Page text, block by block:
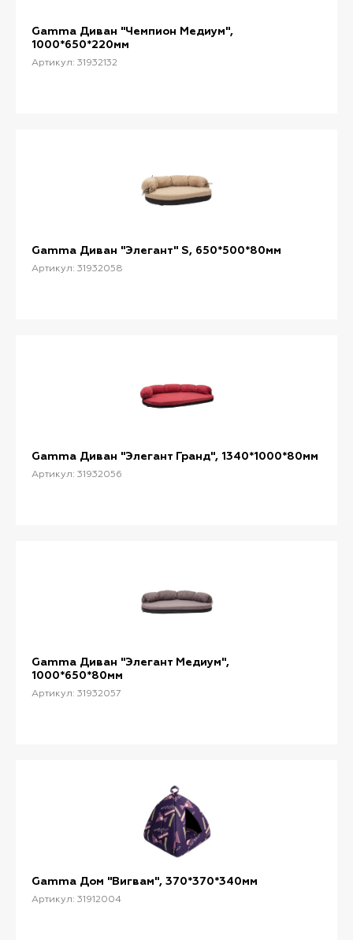
Gamma Диван "Чемпион Медиум",
1000*650*220мм
Артикул: 31932132
Gamma Диван "Элегант" S, 650*500*80мм
Артикул: 31932058
Gamma Диван "Элегант Гранд", 1340*1000*80мм
Артикул: 31932056
Gamma Диван "Элегант Медиум",
1000*650*80мм
Артикул: 31932057
Gamma Дом "Вигвам", 370*370*340мм
Артикул: 31912004